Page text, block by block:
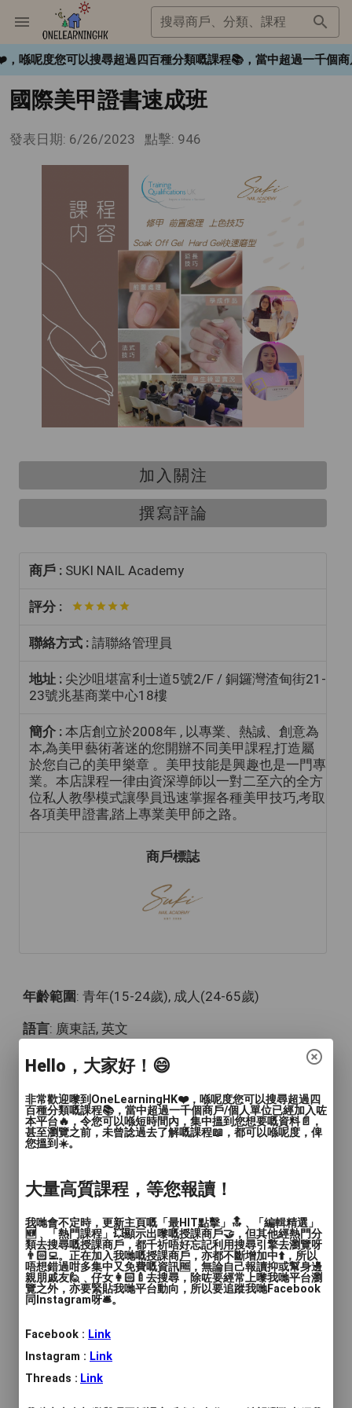
搜尋商戶、分類、課程
呢度您可以搜尋超過四百種分類嘅課程📚，當中超過一千個商
國際美甲證書速成班
發表日期: 6/26/2023 點擊: 946
加入關注
撰寫評論
商戶 : SUKI NAIL Academy
評分 :
聯絡方式 : 請聯絡管理員
地址 : 尖沙咀堪富利士道5號2/F / 銅鑼灣渣甸街21-
23號兆基商業中心18樓
簡介 : 本店創立於2008年 , 以專業、熱誠、創意為
本,為美甲藝術著迷的您開辦不同美甲課程,打造屬
於您自己的美甲樂章 。美甲技能是興趣也是一門專
業。本店課程一律由資深導師以一對二至六的全方
位私人教學模式讓學員迅速掌握各種美甲技巧,考取
各項美甲證書,踏上專業美甲師之路。
商戶標誌
年齡範圍: 青年(15-24歲), 成人(24-65歲)
語言: 廣東話, 英文
人數: 2至4人, 多於4人
教學模式: 面授
時間: 個別查詢
服務地區: 灣仔區, 油尖旺區
\\報美甲班//
首選有2間分店的專業學院
@suki_nail_academy
👩🏻‍🏫歡迎各位查詢課程內容💁🏻‍♀️
🌟均由高級專業導師授課，詳細講解及示範
🌟
Hello，大家好！😄
非常歡迎嚟到OneLearningHK❤️，喺呢度您可以搜尋超過四
百種分類嘅課程📚，當中超過一千個商戶/個人單位已經加入咗
本平台🔥，令您可以喺短時間內，集中搵到您想要嘅資料📄，
甚至瀏覽之前，未曾諗過去了解嘅課程📖，都可以喺呢度，俾
您搵到☀️。
大量高質課程，等您報讀！
我哋會不定時，更新主頁嘅「最HIT點擊」🔝﹑「編輯精選」
🆕﹑「熱門課程」💥顯示出嚟嘅授課商戶🤝，但其他經熱門分
類去搜尋嘅授課商戶，都千祈唔好忘記利用搜尋引擎去瀏覽呀
👨🏻‍💻。正在加入我哋嘅授課商戶，亦都不斷增加中⬆️，所以
唔想錯過咁多集中又免費嘅資訊🆓，無論自己報讀抑或幫身邊
親朋戚友🙋﹑仔女👩🏻‍🍼去搜尋，除咗要經常上嚟我哋平台瀏
覽之外，亦要緊貼我哋平台動向，所以要追蹤我哋Facebook
同Instagram呀🛎️。
Facebook : Link
Instagram : Link
Threads : Link